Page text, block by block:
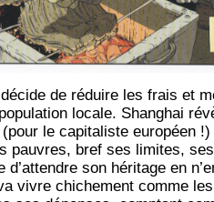
de réduire les frais et
locale. Shanghai
le capitaliste européen
pauvres, bref ses limites,
d’attendre son héritage en
vivre chichement comme